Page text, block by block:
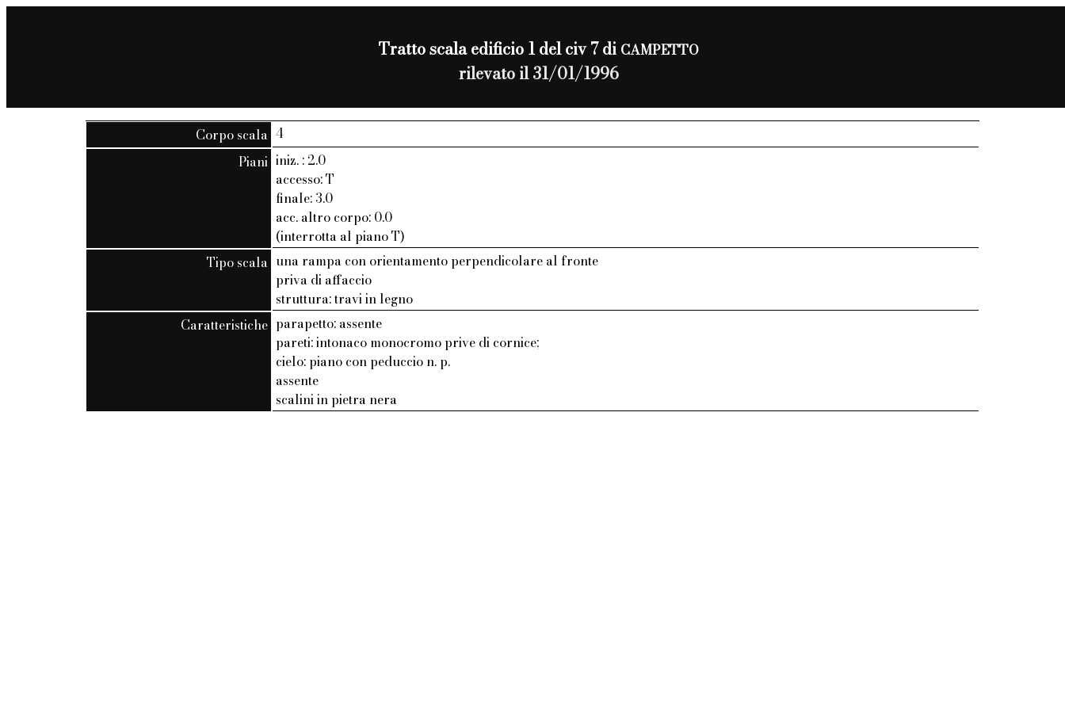
Tratto scala edificio 1 del civ 7 di CAMPETTO
rilevato il 31/01/1996
Corpo scala 4
Piani iniz. : 2.0
accesso: T
finale: 3.0
acc. altro corpo: 0.0
(interrotta al piano T)
Tipo scala una rampa con orientamento perpendicolare al fronte
priva di affaccio
struttura: travi in legno
Caratteristiche parapetto: assente
pareti: intonaco monocromo prive di cornice;
cielo: piano con peduccio n. p.
assente
scalini in pietra nera